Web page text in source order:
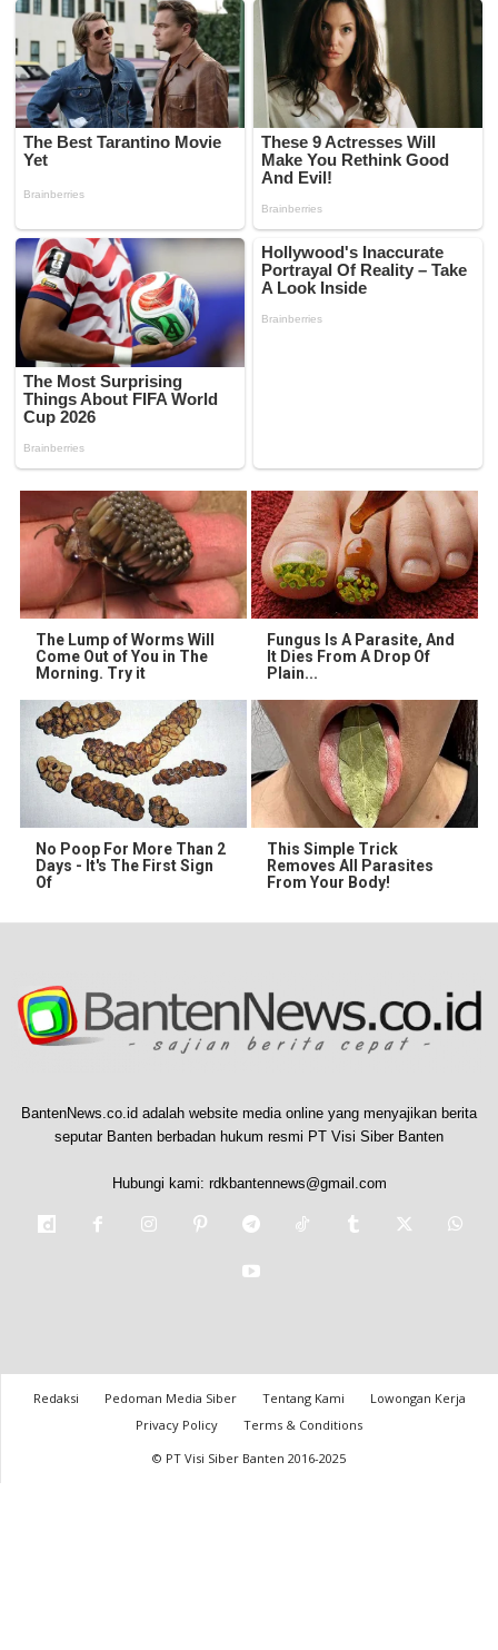
The Lump of Worms Will
Come Out of You in The
Morning. Try it
Fungus Is A Parasite, And
It Dies From A Drop Of
Plain...
No Poop For More Than 2
Days - It's The First Sign
Of
This Simple Trick
Removes All Parasites
From Your Body!
BantenNews.co.id adalah website media online yang menyajikan berita
seputar Banten berbadan hukum resmi PT Visi Siber Banten
Hubungi kami: rdkbantennews@gmail.com
Redaksi Pedoman Media Siber Tentang Kami
Lowongan Kerja
Privacy Policy
Terms & Conditions
© PT Visi Siber Banten 2016-2025